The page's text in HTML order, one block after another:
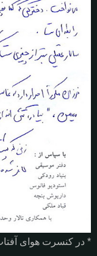
* در کنسرت هوای